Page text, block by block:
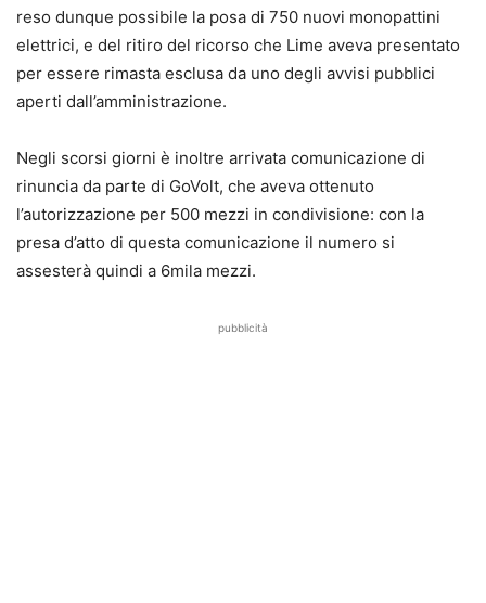
reso dunque possibile la posa di 750 nuovi monopattini
elettrici, e del ritiro del ricorso che Lime aveva presentato
per essere rimasta esclusa da uno degli avvisi pubblici
aperti dall’amministrazione.
Negli scorsi giorni è inoltre arrivata comunicazione di
rinuncia da parte di GoVolt, che aveva ottenuto
l’autorizzazione per 500 mezzi in condivisione: con la
presa d’atto di questa comunicazione il numero si
assesterà quindi a 6mila mezzi.
pubblicità